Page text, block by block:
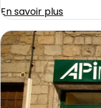
En savoir plus